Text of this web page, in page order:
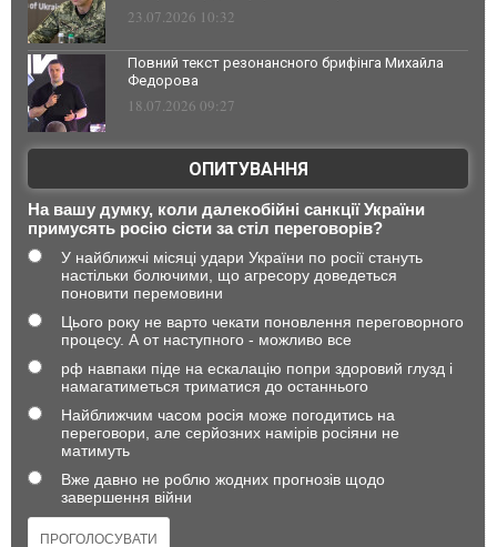
23.07.2026 10:32
Повний текст резонансного брифінга Михайла
Федорова
18.07.2026 09:27
ОПИТУВАННЯ
На вашу думку, коли далекобійні санкції України
примусять росію сісти за стіл переговорів?
У найближчі місяці удари України по росії стануть
настільки болючими, що агресору доведеться
поновити перемовини
Цього року не варто чекати поновлення переговорного
процесу. А от наступного - можливо все
рф навпаки піде на ескалацію попри здоровий глузд і
намагатиметься триматися до останнього
Найближчим часом росія може погодитись на
переговори, але серйозних намірів росіяни не
матимуть
Вже давно не роблю жодних прогнозів щодо
завершення війни